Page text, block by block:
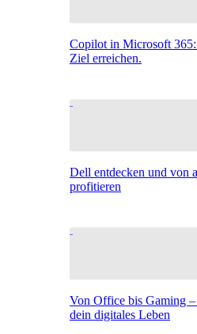
Copilot in Microsoft 365:
Ziel erreichen.
Dell entdecken und von
profitieren
Von Office bis Gaming
dein digitales Leben